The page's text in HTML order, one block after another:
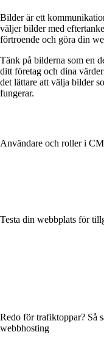
Bilder är ett
väljer bilder med
förtroende och göra din
Tänk på bilderna som en
ditt företag och dina
det lättare att välja bilder
fungerar.
Användare och roller i
Testa din webbplats för
Redo för trafiktoppar? Så
webbhosting